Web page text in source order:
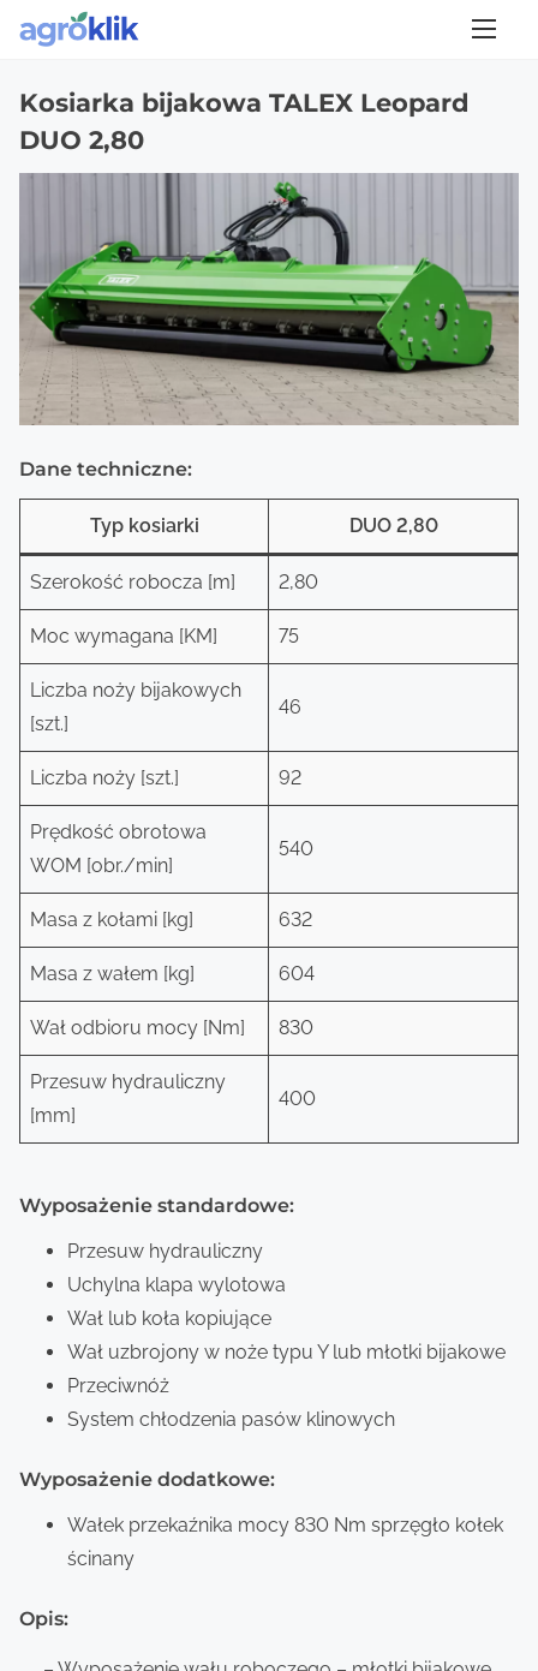
Strona główna
Leopard DUO 2,80
Kosiarka bijakowa TALEX Leopard
DUO 2,80
Dane techniczne:
Typ kosiarki DUO 2,80
Szerokość robocza [m] 2,80
Moc wymagana [KM] 75
Liczba noży bijakowych
[szt.]
46
Liczba noży [szt.] 92
Prędkość obrotowa
WOM [obr./min]
540
Masa z kołami [kg] 632
Masa z wałem [kg] 604
Wał odbioru mocy [Nm] 830
Przesuw hydrauliczny
[mm]
400
Wyposażenie standardowe:
Przesuw hydrauliczny
Uchylna klapa wylotowa
Wał lub koła kopiujące
Wał uzbrojony w noże typu Y lub młotki bijakowe
Przeciwnóż
System chłodzenia pasów klinowych
Wyposażenie dodatkowe:
Wałek przekaźnika mocy 830 Nm sprzęgło kołek
ścinany
Opis: